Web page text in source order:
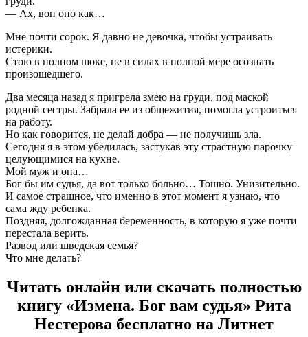
— Ах, вон оно как…
Мне почти сорок. Я давно не девочка, чтобы устраивать
истерики.
Стою в полном шоке, не в силах в полной мере осознать
произошедшего.
Два месяца назад я пригрела змею на груди, под маской
родной сестры. Забрала ее из общежития, помогла устроиться
на работу.
Но как говорится, не делай добра — не получишь зла.
Сегодня я в этом убедилась, застукав эту страстную парочку
целующимися на кухне.
Мой муж и она…
Бог бы им судья, да вот только больно… Тошно. Унизительно.
И самое страшное, что именно в этот момент я узнаю, что
сама жду ребенка.
Поздняя, долгожданная беременность, в которую я уже почти
перестала верить.
Развод или шведская семья?
Что мне делать?‍
Читать онлайн или скачать полностью
книгу «Измена. Бог вам судья» Рита
Нестерова бесплатно на Литнет